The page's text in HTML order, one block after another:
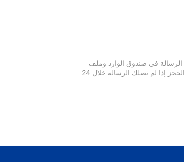
الرسالة في صندوق الوارد وملف
الرسائل غير المرغوبة في بريدك الإلكتروني. يرجى التواصل مع مكان الإقامة للتأكد من إلغاء الحجز إذا لم تصلك الرسالة خلال 24